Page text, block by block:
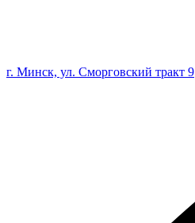
г. Минск, ул. Сморговский тракт 9